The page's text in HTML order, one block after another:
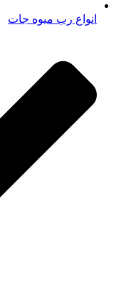
انواع رب میوه جات